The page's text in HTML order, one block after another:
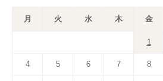
月 火 水 木 金
1
4 5 6 7 8